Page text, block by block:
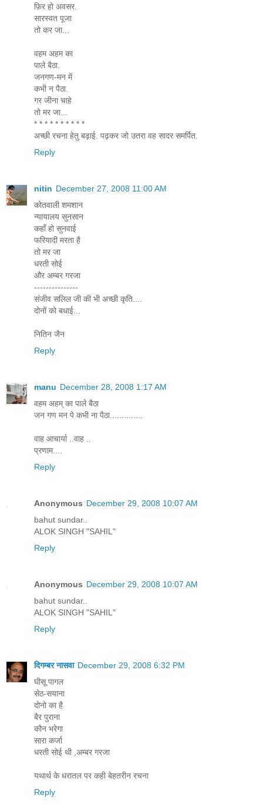
फ़िर हो अवसर.
सारस्वत पूजा
तो कर जा...
वहम अहम का
पाले बैठा.
जनगण-मन में
कभी न पैठा.
गर जीना चाहे
तो मर जा...
* * * * * * * * * *
अच्छी रचना हेतु बढ़ाई. पढ़कर जो उतरा वह सादर समर्पित.
Reply
nitin December 27, 2008 11:00 AM
कोतवाली शमशान
न्यायालय सुनसान
कहाँ हो सुनवाई
फरियादी मरता है
तो मर जा
धरती सोई
और अम्बर गरजा
---------------
संजीव सलिल जी की भी अच्छी कृति....
दोनों को बधाई...
नितिन जैन
Reply
manu December 28, 2008 1:17 AM
वहम अहम् का पाले बैठा
जन गण मन पे कभी ना पैठा..............
वाह आचार्या ..वाह ..
प्रणाम....
Reply
Anonymous December 29, 2008 10:07 AM
bahut sundar..
ALOK SINGH "SAHIL"
Reply
Anonymous December 29, 2008 10:07 AM
bahut sundar..
ALOK SINGH "SAHIL"
Reply
दिगम्बर नासवा December 29, 2008 6:32 PM
घीसू पागल
सेठ-सयाना
दोनो का है
बैर पुराना
कौन भरेगा
सारा कर्जा
धरती सोई थी ,अम्बर गरजा
यथार्थ के धरातल पर कही बेहतरीन रचना
Reply